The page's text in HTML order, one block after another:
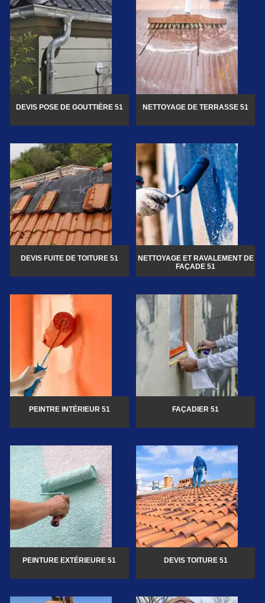
DEVIS POSE DE GOUTTIÈRE 51 NETTOYAGE DE TERRASSE 51
DEVIS FUITE DE TOITURE 51
NETTOYAGE ET RAVALEMENT DE
FAÇADE 51
PEINTRE INTÉRIEUR 51 FAÇADIER 51
PEINTURE EXTÉRIEURE 51 DEVIS TOITURE 51